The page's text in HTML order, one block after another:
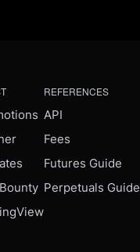
REFERENCES
API
Fees
Futures Guide
Perpetuals Guide